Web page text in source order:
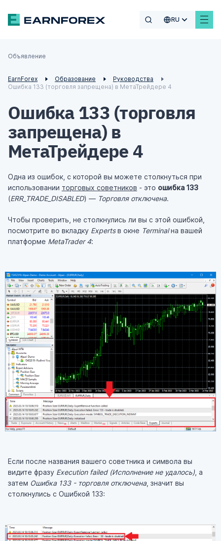
RU
Объявление
EarnForex Образование
Руководства
Ошибка 133 (торговля запрещена) в МетаТрейдере 4
Ошибка 133 (торговля
запрещена) в
МетаТрейдере 4
Одна из ошибок, с которой вы можете столкнуться при
использовании торговых советников - это ошибка 133
(ERR_TRADE_DISABLED) — Торговля отключена.
Чтобы проверить, не столкнулись ли вы с этой ошибкой,
посмотрите во вкладку Expertsв окне Terminalна вашей
платформе MetaTrader 4:
Если после названия вашего советника и символа вы
видите фразу Execution failed (Исполнение не удалось) , а
затем Ошибка 133 - торговля отключена, значит вы
столкнулись с Ошибкой 133: